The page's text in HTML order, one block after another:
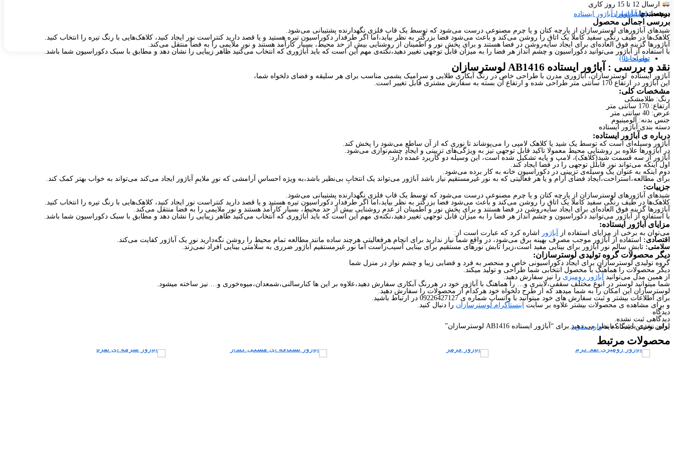
ارسال 12 تا 15 روز کاری
دسته بندی :آباژور ,آباژور ایستاده برچسب هاآباژور برند ها:لوسترسازان
بررسی اجمالی محصول
شیدهای آباژورهای لوسترسازان از پارچه کتان و یا چرم مصنوعی درست می‌شود که توسط یک قاب فلزی نگهدارنده پشتیبانی می‌شود.
کلاهک‌ها در طیف رنگی سفید کاملا یک اتاق را روشن می‌کند و باعث می‌شود فضا بزرگتر به نظر بیاید،اما اگر طرفدار دکوراسیون تیره هستید و یا قصد دارید کنتراست نور ایجاد کنید، کلاهک‌هایی با رنگ تیره را انتخاب کنید.
آباژورها گزینه فوق العاده‌ای برای ایجاد سایه‌روشن در فضا هستند و برای پخش نور و اطمینان از روشنایی بیش از حد محیط، بسیار کارآمد هستند و نور ملایمی را به فضا منتقل می‌کند.
با استفاده از آباژور می‌توانید دکوراسیون و چشم انداز هر فضا را به میزان قابل توجهی تغییر دهید،نکته‌ی مهم این است که باید آباژوری که انتخاب می‌کنید ظاهر زیبایی را نشان دهد و مطابق با سبک دکوراسیون شما باشد.
توضیحات
نظرات (0)
نقد و بررسی : آباژور ایستاده AB1416 لوسترسازان
آباژور ایستاده لوسترسازان، آباژوری مدرن با طراحی خاص در رنگ آبکاری طلایی و سرامیک یشمی مناسب برای هر سلیقه و فضای دلخواه شما،
این آباژور در ارتفاع 170 سانتی متر طراحی شده و ارتفاع آن بسته به سفارش مشتری قابل تغییر است.
مشخصات کلی:
رنگ: طلامشکی
ارتفاع: 170 سانتی متر
عرض: 40 سانتی متر
جنس بدنه: آلومینیوم
دسته بندی:آباژور ایستاده
درباره ی آباژور ایستاده:
آباژور وسیله‌ای است که توسط یک شید یا کلاهک لامپی را می‌پوشاند تا نوری که از آن ساطع می‌شود را پخش کند.
در آباژورها علاوه بر روشنایی محیط معمولا تاکید قابل توجهی نیز به ویژگی‌های تزیینی و ایجادِ چشم‌نوازی می‌شود.
آباژور از سه قسمت شید(کلاهک)، لامپ و پایه تشکیل شده است، این وسیله دو کاریرد عمده دارد:
اول اینکه می‌تواند نور قابلل توجهی را در فضا ایجاد کند.
دوم اینکه به عنوان یک وسیله‌ی تزیینی در دکوراسیون خانه به کار برده می‌شود.
برای مطالعه،استراحت،ایجاد فضای آرام و یا هر فعالیتی که به نور غیرمستقیم نیاز باشد آباژور می‌تواند یک انتخابِ بی‌نظیر باشد،به ویژه احساسِ آرامشی که نورِ ملایمِ آباژور ایجاد می‌کند می‌تواند به خواب بهتر کمک کند.
جزییات:
شیدهای آباژورهای لوسترسازان از پارچه کتان و یا چرم مصنوعی درست می‌شود که توسط یک قاب فلزی نگهدارنده پشتیبانی می‌شود.
کلاهک‌ها در طیف رنگی سفید کاملا یک اتاق را روشن می‌کند و باعث می‌شود فضا بزرگتر به نظر بیاید،اما اگر طرفدار دکوراسیون تیره هستید و یا قصد دارید کنتراست نور ایجاد کنید، کلاهک‌هایی با رنگ تیره را انتخاب کنید.
آباژورها گزینه فوق العاده‌ای برای ایجاد سایه‌روشن در فضا هستند و برای پخش نور و اطمینان از عدم روشنایی بیش از حد محیط، بسیار کارآمد هستند و نور ملایمی را به فضا منتقل می‌کند.
با استفاده از آباژور می‌توانید دکوراسیون و چشم انداز هر فضا را به میزان قابل توجهی تغییر دهید،نکته‌ی مهم این است که باید آباژوری که انتخاب می‌کنید ظاهر زیبایی را نشان دهد و مطابق با سبک دکوراسیون شما باشد.
مزایای آباژور ایستاده:
می‌توان به برخی از مزایای استفاده از آباژور اشاره کرد که عبارت است از:
اقتصادی: استفاده از آباژور موجب مصرف بهینه برق می‌شود، در واقع شما نیاز ندارید برای انجام هرفعالیتی هرچند ساده مانند مطالعه تمام محیط را روشن نگه‌دارید نورِ یک آباژور کفایت می‌کند.
سلامتی: تابشِ سالم نور آباژور برای بینایی مفید است،زیرا تابش نورهای مستقیم برای بینایی آسیب‌زاست اما نور غیرمستقیم آباژور ضرری به سلامتی بینایی افراد نمی‌زند.
دیگر محصولات گروه تولیدی لوسترسازان:
گروه تولیدی لوسترسازان برای ایجاد دکوراسیونی خاص و منحصر به فرد و فضایی زیبا و چشم نواز در منزل شما
دیگر محصولات را هماهنگ با محصول انتخابی شما طراحی و تولید میکند.
از همین مدل می‌توانید آباژور رومیزی را نیز سفارش دهید.
شما میتوانید لوستر در انوع مختلف سقفی،لاینری و… را هماهنگ با آباژور خود در هررنگ آبکاری سفارش دهید،علاوه بر این ها کنارسالنی،شمعدان،میوه‌خوری و… نیز ساخته میشود.
لوسترسازان این امکان را به شما میدهد که از طرح دلخواه خود هرکدام از محصولات را سفارش دهید.
برای اطلاعات بیشتر و ثبت سفارش های خود میتوانید با واتساپ شماره ی 09226427127 در ارتباط باشید.
و برای مشاهده ی محصولات بیشتر علاوه بر سایت
اینستاگرام لوسترسازان را دنبال کنید.
دیدگاه
دیدگاهی ثبت نشده.
اولین نفری باشید که نظر می دهید برای “آباژور ایستاده AB1416 لوسترسازان”
برای نوشتن دیدگاه بایدوارد بشوید.
محصولات مرتبط